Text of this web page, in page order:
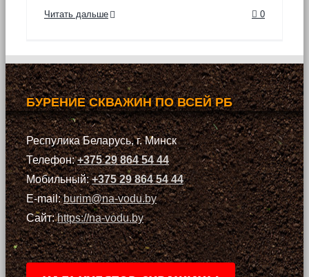
Читать дальше 0
БУРЕНИЕ СКВАЖИН ПО ВСЕЙ РБ
Респулика Беларусь, г. Минск
Телефон:+375 29 864 54 44
Мобильный:+375 29 864 54 44
E-mail:burim@na-vodu.by
Сайт:https://na-vodu.by